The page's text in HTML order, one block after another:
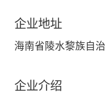
企业地址
海南省陵水黎族自
企业介绍